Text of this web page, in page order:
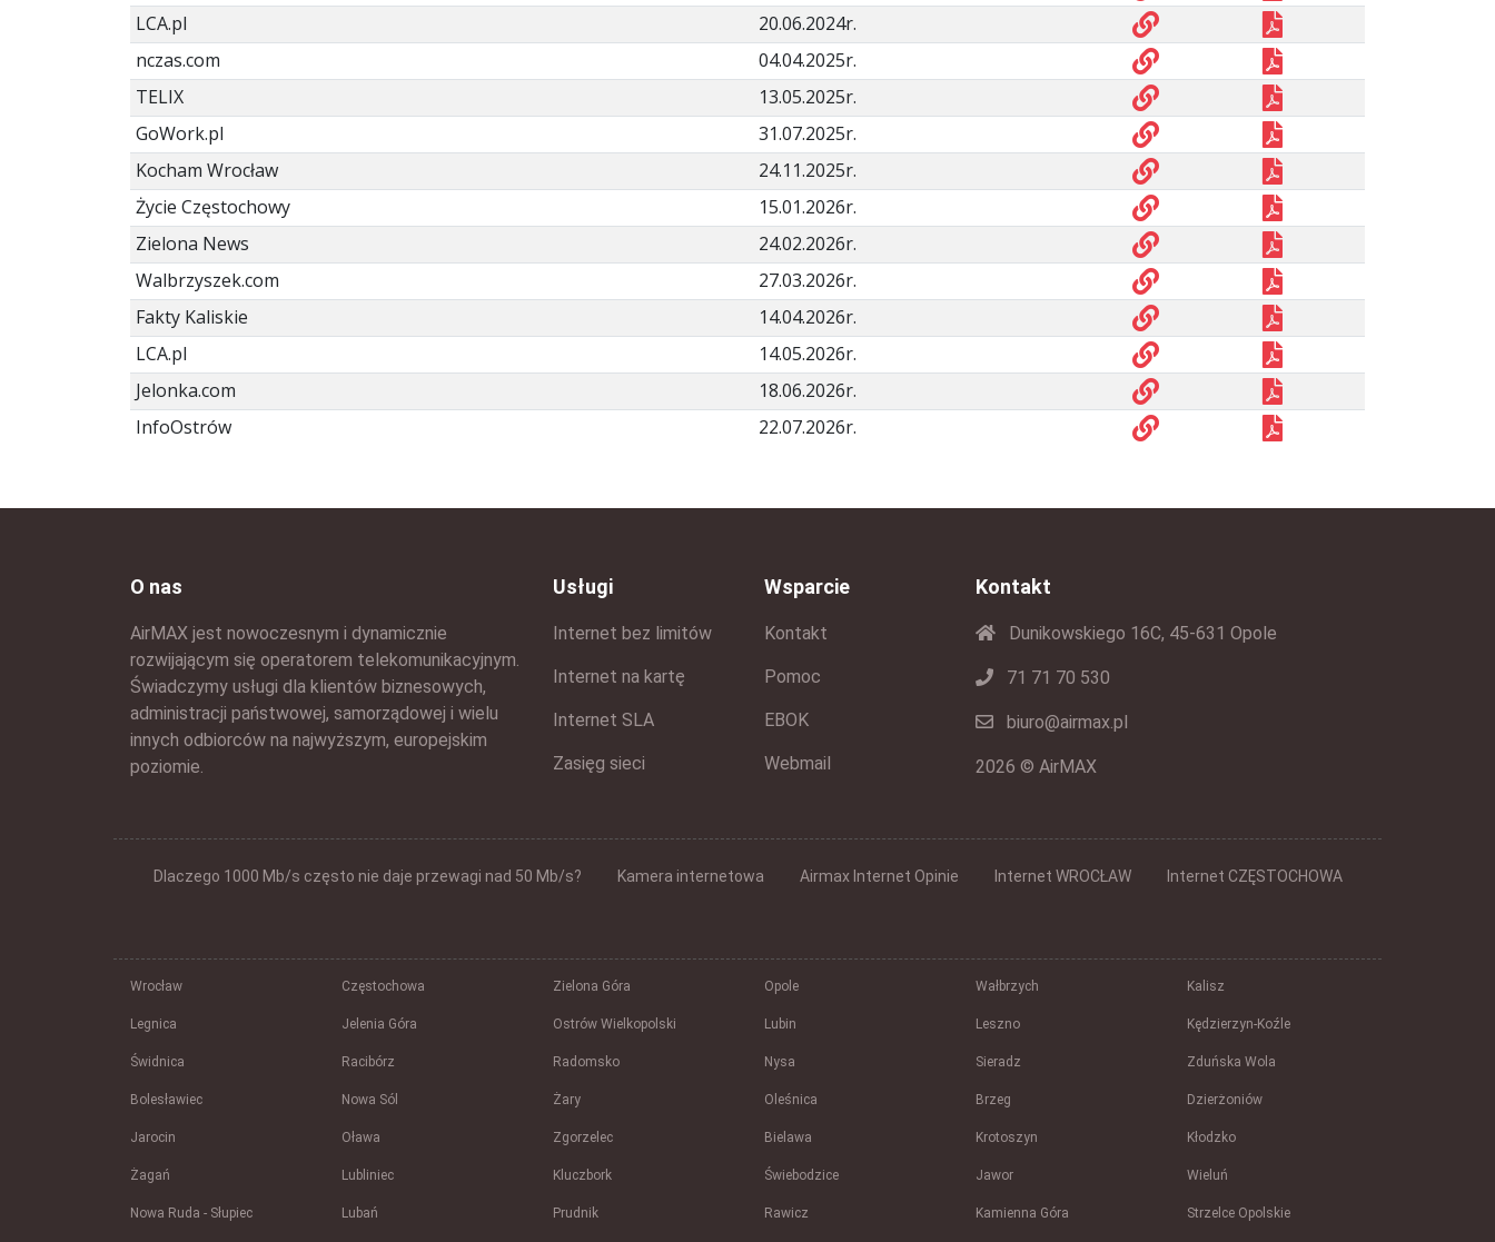
LCA.pl
20.06.2024r.
nczas.com
04.04.2025r.
TELIX
13.05.2025r.
GoWork.pl
31.07.2025r.
Kocham Wrocław
24.11.2025r.
Życie Częstochowy
15.01.2026r.
Zielona News
24.02.2026r.
Walbrzyszek.com
27.03.2026r.
Fakty Kaliskie
14.04.2026r.
LCA.pl
14.05.2026r.
Jelonka.com
18.06.2026r.
InfoOstrów
22.07.2026r.
O nas
AirMAX jest nowoczesnym i dynamicznie
rozwijającym się operatorem telekomunikacyjnym.
Świadczymy usługi dla klientów biznesowych,
administracji państwowej, samorządowej i wielu
innych odbiorców na najwyższym, europejskim
poziomie.
Usługi
Internet bez limitów
Internet na kartę
Internet SLA
Zasięg sieci
Wsparcie
Kontakt
Pomoc
EBOK
Webmail
Kontakt
Dunikowskiego 16C, 45-631 Opole
71 71 70 530
biuro@airmax.pl
2026 © AirMAX
Dlaczego 1000 Mb/s często nie daje przewagi nad 50 Mb/s? Kamera internetowa Airmax Internet Opinie Internet WROCŁAW Internet CZĘSTOCHOWA
Wrocław Częstochowa Zielona Góra Opole Wałbrzych Kalisz
Legnica Jelenia Góra Ostrów Wielkopolski Lubin Leszno Kędzierzyn-Koźle
Świdnica Racibórz Radomsko Nysa Sieradz Zduńska Wola
Bolesławiec Nowa Sól Żary Oleśnica Brzeg Dzierżoniów
Jarocin Oława Zgorzelec Bielawa Krotoszyn Kłodzko
Żagań Lubliniec Kluczbork Świebodzice Jawor Wieluń
Nowa Ruda - Słupiec Lubań Prudnik Rawicz Kamienna Góra Strzelce Opolskie